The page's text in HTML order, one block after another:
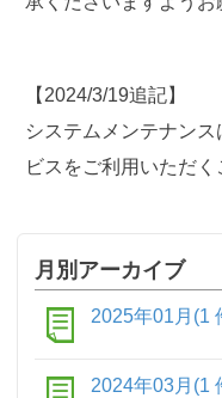
【2024/3/19追記】
システムメンテナン
ビスをご利用いただく
月別アーカイブ
2025年01月(1
2024年03月(1